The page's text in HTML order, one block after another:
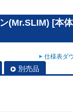
(Mr.SLIM) [本
仕様表ダ
別売品